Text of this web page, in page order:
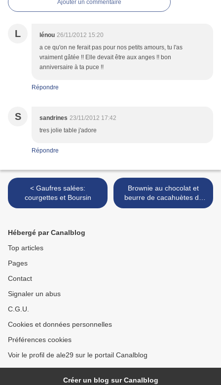
Ajouter un commentaire
L lénou 26/11/2012 15:20
a ce qu'on ne ferait pas pour nos petits amours, tu l'as
vraiment gâtée !! Elle devait être aux anges !! bon
anniversaire à ta puce !!
Répondre
S sandrines 23/11/2012 17:42
tres jolie table j'adore
Répondre
< Gaufres salées:
courgettes et Boursin
Brownie au chocolat et
beurre de cacahuètes de
Martha Stewart >
Hébergé par Canalblog
Top articles
Pages
Contact
Signaler un abus
C.G.U.
Cookies et données personnelles
Préférences cookies
Voir le profil de ale29 sur le portail Canalblog
Créer un blog sur Canalblog